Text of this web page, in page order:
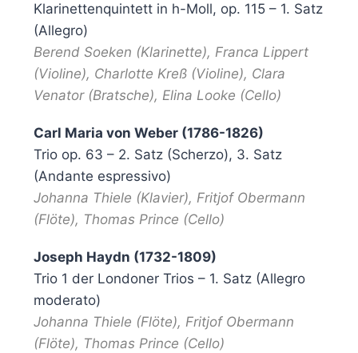
Klarinettenquintett in h-Moll, op. 115 – 1. Satz
(Allegro)
Berend Soeken (Klarinette), Franca Lippert
(Violine), Charlotte Kreß (Violine), Clara
Venator (Bratsche), Elina Looke (Cello)
Carl Maria von Weber (1786-1826)
Trio op. 63 – 2. Satz (Scherzo), 3. Satz
(Andante espressivo)
Johanna Thiele (Klavier), Fritjof Obermann
(Flöte), Thomas Prince (Cello)
Joseph Haydn (1732-1809)
Trio 1 der Londoner Trios – 1. Satz (Allegro
moderato)
Johanna Thiele (Flöte), Fritjof Obermann
(Flöte), Thomas Prince (Cello)